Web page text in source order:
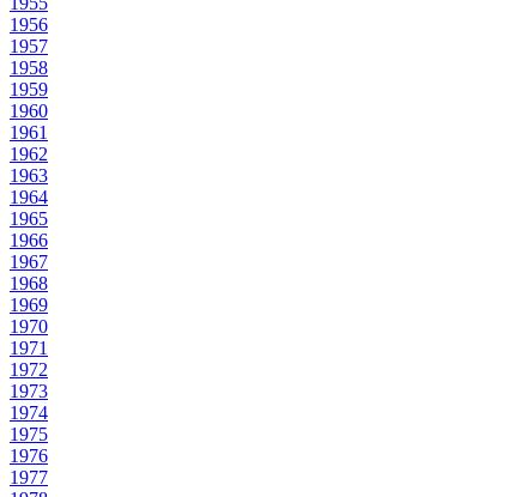
1956
1957
1958
1959
1960
1961
1962
1963
1964
1965
1966
1967
1968
1969
1970
1971
1972
1973
1974
1975
1976
1977